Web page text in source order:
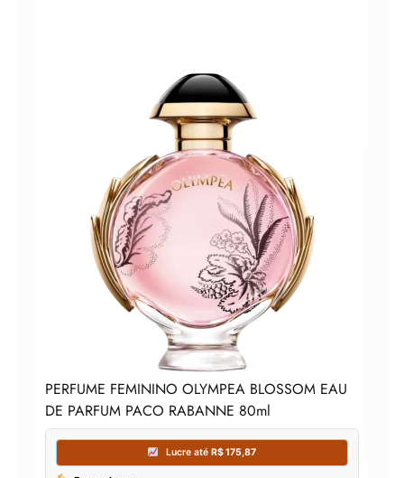
PERFUME FEMININO OLYMPEA BLOSSOM EAU
DE PARFUM PACO RABANNE 80ml